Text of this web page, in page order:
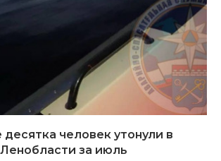
человек утонули в
Ленобласти за июль